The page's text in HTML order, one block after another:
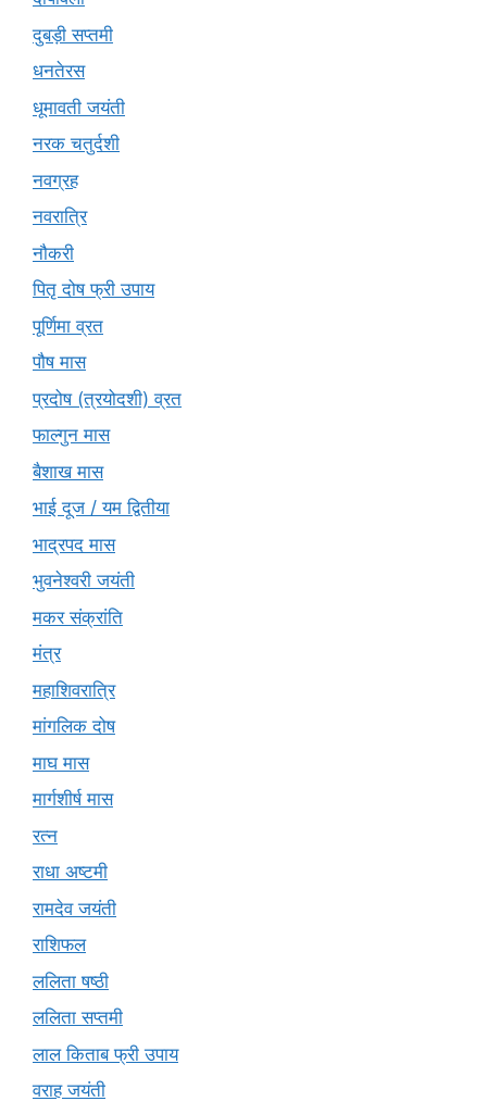
दुबड़ी सप्तमी
धनतेरस
धूमावती जयंती
नरक चतुर्दशी
नवग्रह
नवरात्रि
नौकरी
पितृ दोष फ्री उपाय
पूर्णिमा व्रत
पौष मास
प्रदोष (त्रयोदशी) व्रत
फाल्गुन मास
बैशाख मास
भाई दूज / यम द्वितीया
भाद्रपद मास
भुवनेश्वरी जयंती
मकर संक्रांति
मंत्र
महाशिवरात्रि
मांगलिक दोष
माघ मास
मार्गशीर्ष मास
रत्न
राधा अष्टमी
रामदेव जयंती
राशिफल
ललिता षष्ठी
ललिता सप्तमी
लाल किताब फ्री उपाय
वराह जयंती